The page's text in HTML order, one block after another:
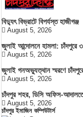
বিদ্যুৎ বিভ্রাটে বিপর্যস্ত হাজীগঞ্জ
August 5, 2026
জুলাই আন্দোলনে হামলা: চাঁদপুরে
August 5, 2026
জুলাই গনঅভ্যুত্থান স্মরণে
August 5, 2026
চাঁদপুর শহর, ডিসি অফিস-
August 5, 2026
চাঁদপুর ইমাজিন কম্পিউটার্স